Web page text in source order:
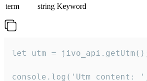
term
string Keyword
let utm =
console.log('Utm content: